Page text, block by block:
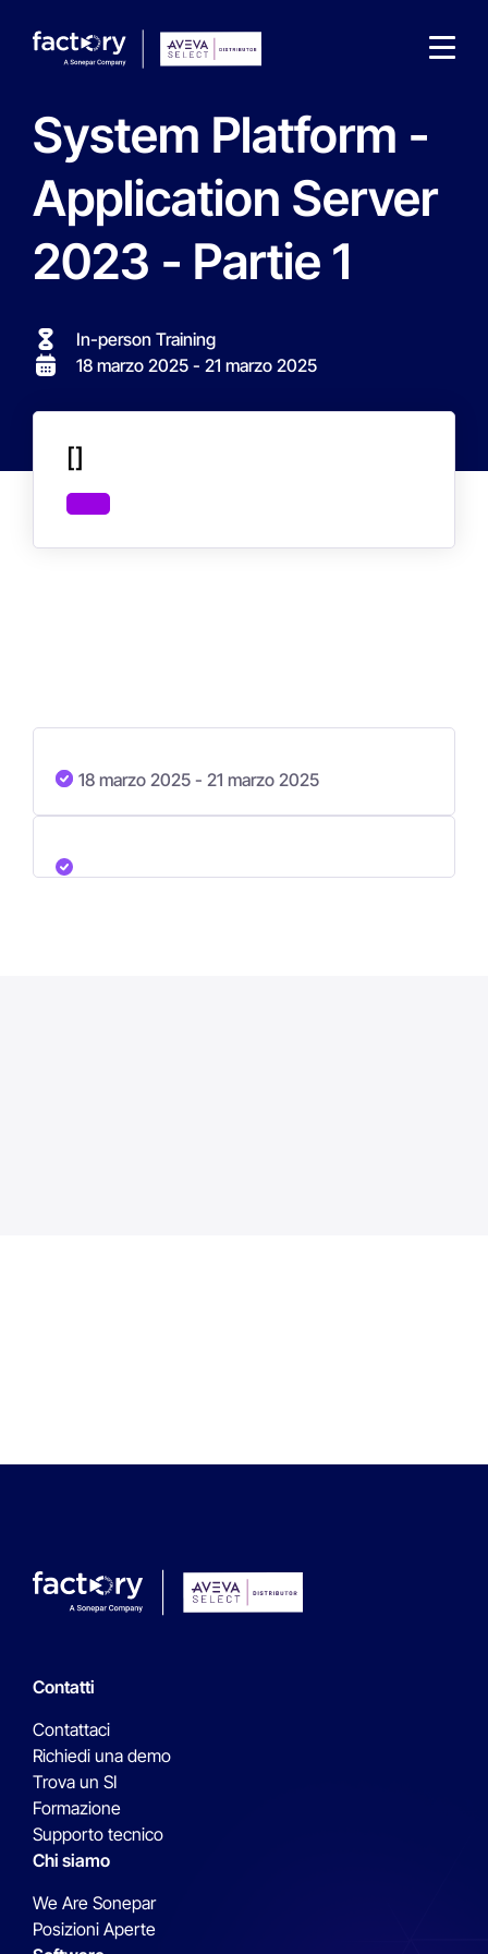
Che cosa sta cercando ?
System Platform -
Application Server
2023 - Partie 1
In-person Training
18 marzo 2025 - 21 marzo 2025
[]
18 marzo 2025 - 21 marzo 2025
Contatti
Contattaci
Richiedi una demo
Trova un SI
Formazione
Supporto tecnico
Chi siamo
We Are Sonepar
Posizioni Aperte